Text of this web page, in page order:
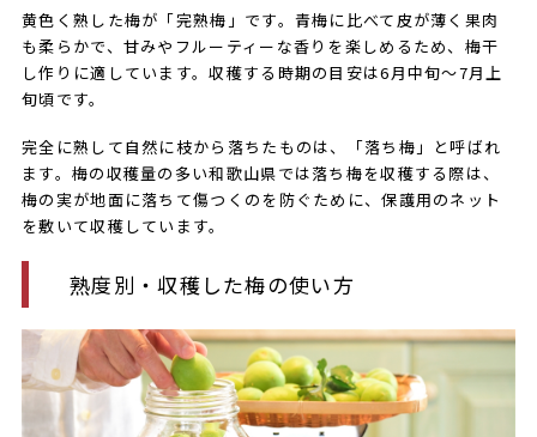
黄色く熟した梅が「完熟梅」です。青梅に比べて皮が薄く果肉
も柔らかで、甘みやフルーティーな香りを楽しめるため、梅干
し作りに適しています。収穫する時期の目安は6月中旬～7月上
旬頃です。
完全に熟して自然に枝から落ちたものは、「落ち梅」と呼ばれ
ます。梅の収穫量の多い和歌山県では落ち梅を収穫する際は、
梅の実が地面に落ちて傷つくのを防ぐために、保護用のネット
を敷いて収穫しています。
熟度別・収穫した梅の使い方